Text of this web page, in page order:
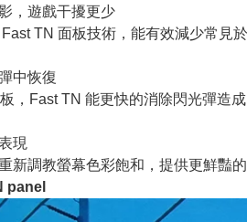
，遊戲干擾更少
TN 面板技術，能有效減少常見
中恢復
，Fast TN 能更快的消除閃光彈造
現
新調教螢幕色彩飽和，提供更鮮豔
panel